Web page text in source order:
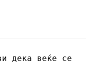
дека веќе се